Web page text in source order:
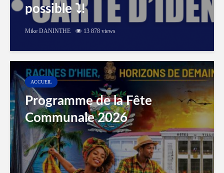
possible ⤵️!
Mike DANINTHE 13 878 views
ACCUEIL
Programme de la Fête
Communale 2026